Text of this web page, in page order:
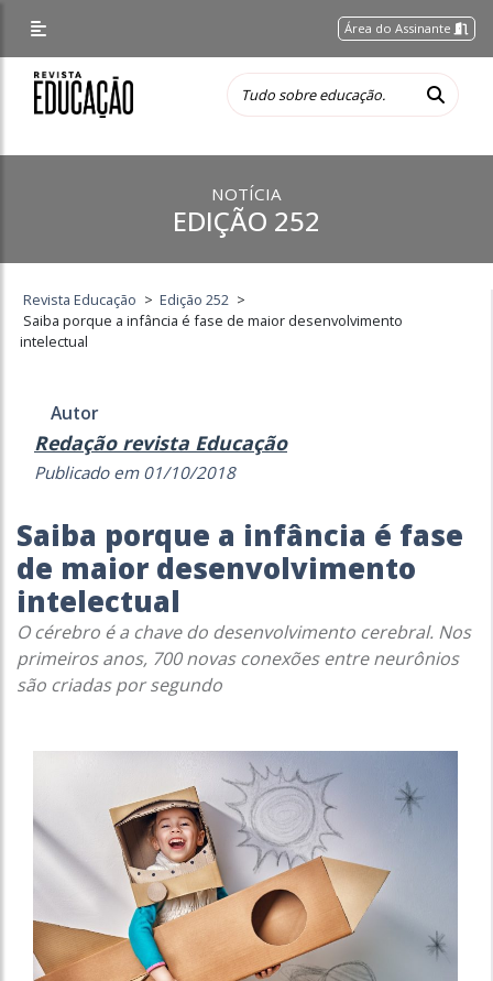
Área do Assinante
NOTÍCIA
EDIÇÃO 252
Revista Educação > Edição 252 >
Saiba porque a infância é fase de maior desenvolvimento
intelectual
Autor
Redação revista Educação
Publicado em 01/10/2018
Saiba porque a infância é fase
de maior desenvolvimento
intelectual
O cérebro é a chave do desenvolvimento cerebral. Nos
primeiros anos, 700 novas conexões entre neurônios
são criadas por segundo